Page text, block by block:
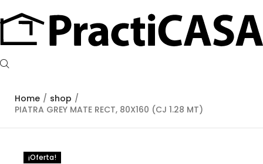
Home / shop /
PIATRA GREY MATE RECT, 80X160 (CJ 1.28 MT)
¡Oferta!